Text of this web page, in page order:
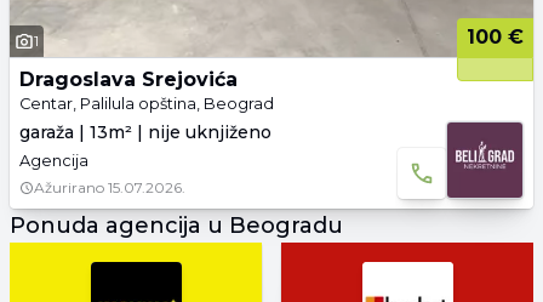
1
100 €
Dragoslava Srejovića
Centar, Palilula opština, Beograd
garaža | 13m² | nije uknjiženo
Agencija
Ažurirano 15.07.2026.
Ponuda agencija u Beogradu